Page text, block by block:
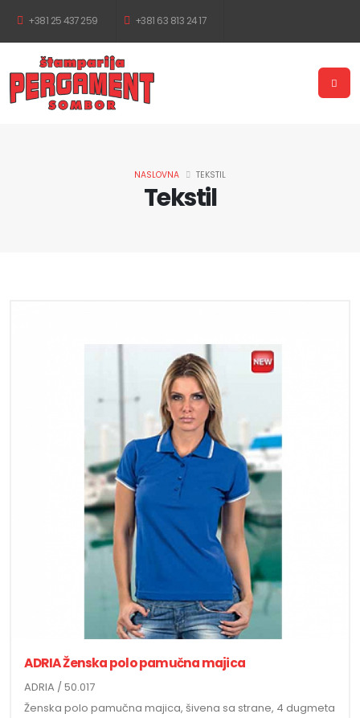
+381 25 437 259 +381 63 813 24 17
Tekstil
NASLOVNA TEKSTIL
ADRIA Ženska polo pamučna majica
ADRIA / 50.017
Ženska polo pamučna majica, šivena sa strane, 4 dugmeta